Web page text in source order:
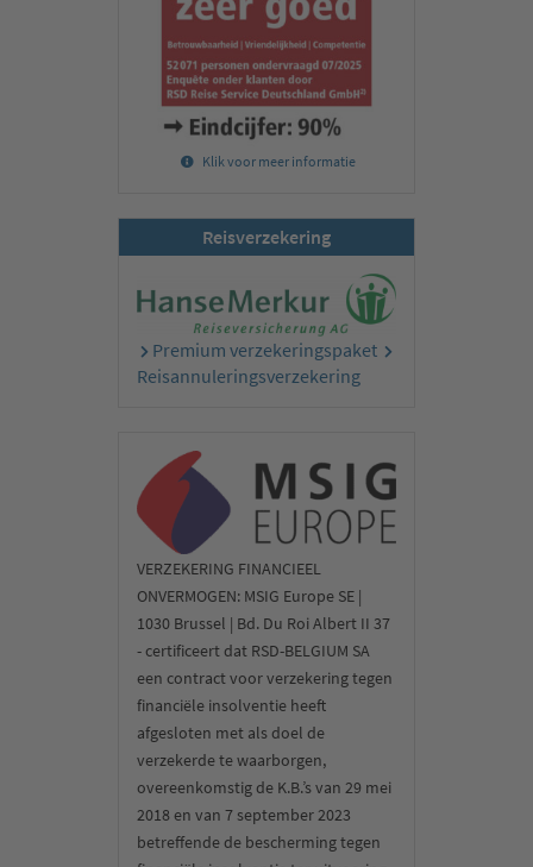
Klik voor meer informatie
Reisverzekering
Premium verzekeringspaket
Reisannuleringsverzekering
VERZEKERING FINANCIEEL
ONVERMOGEN: MSIG Europe SE |
1030 Brussel | Bd. Du Roi Albert II 37
- certificeert dat RSD-BELGIUM SA
een contract voor verzekering tegen
financiële insolventie heeft
afgesloten met als doel de
verzekerde te waarborgen,
overeenkomstig de K.B.’s van 29 mei
2018 en van 7 september 2023
betreffende de bescherming tegen